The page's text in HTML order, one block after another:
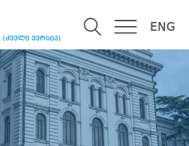
(ძველი ვერსია)
ENG